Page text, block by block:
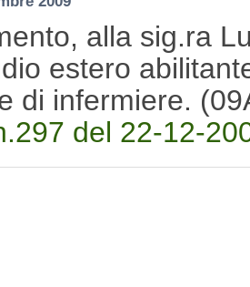
alla sig.ra
estero
di infermiere.
del 22-12-